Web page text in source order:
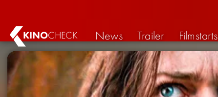
KINOCHECK News Trailer Filmstarts